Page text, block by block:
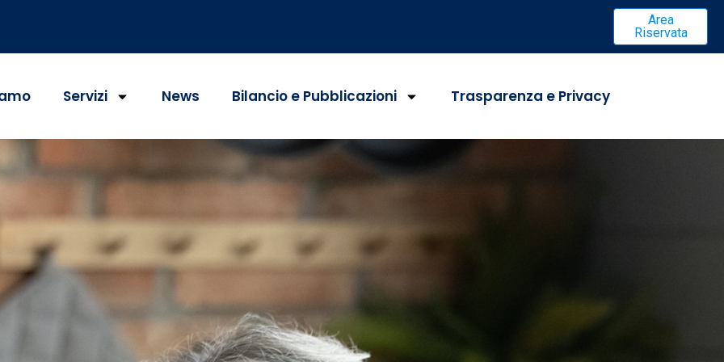
Area
Riservata
Servizi News Bilancio e Pubblicazioni Trasparenza e Privacy